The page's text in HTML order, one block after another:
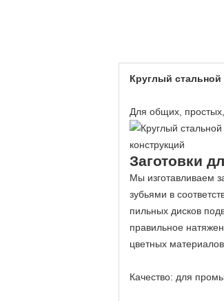
Круглый стальной
Для общих,
Заготовки
Мы изготавливаем
зубьями в
пильных дисков
правильное
цветных материалов.
Качество: для